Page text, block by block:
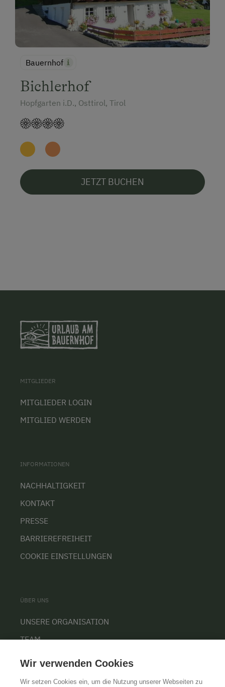
Bauernhof
Bichlerhof
Hopfgarten i.D., Osttirol, Tirol
JETZT BUCHEN
MITGLIEDER
MITGLIEDER LOGIN
MITGLIED WERDEN
INFORMATIONEN
NACHHALTIGKEIT
KONTAKT
PRESSE
BARRIEREFREIHEIT
COOKIE EINSTELLUNGEN
ÜBER UNS
UNSERE ORGANISATION
TEAM
Wir verwenden Cookies
Wir setzen Cookies ein, um die Nutzung unserer Webseiten zu